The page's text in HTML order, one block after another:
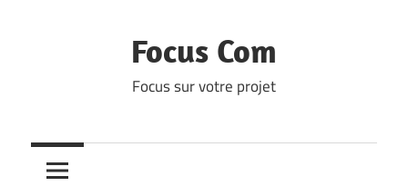
Focus Com
Focus sur votre projet